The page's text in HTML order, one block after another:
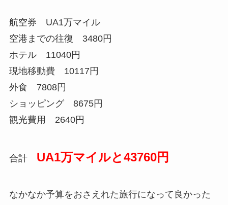
航空券 UA1万マイル
空港までの往復 3480円
ホテル 11040円
現地移動費 10117円
外食 7808円
ショッピング 8675円
観光費用 2640円
合計 UA1万マイルと43760円
なかなか予算をおさえれた旅行になって良かった